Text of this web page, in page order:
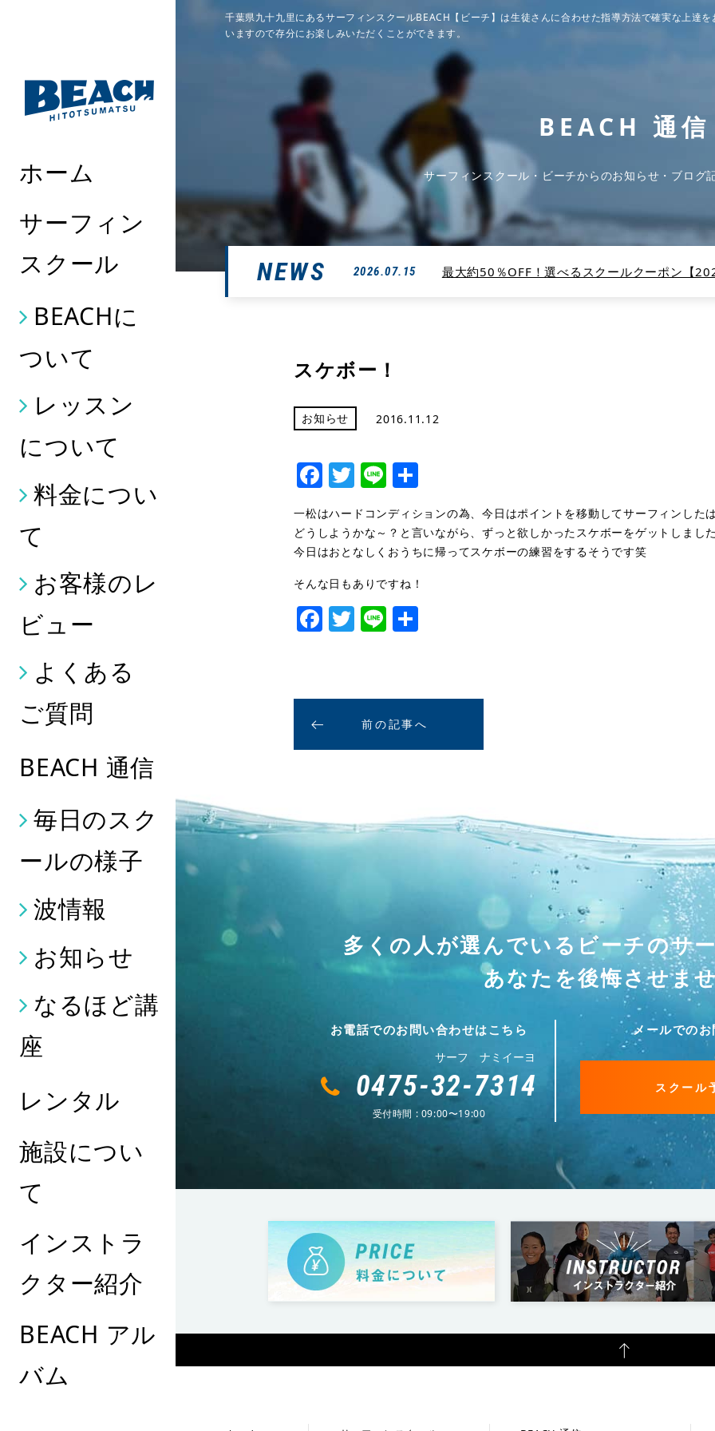
ホーム
サーフィン
スクール
BEACHに
ついて
レッスン
について
料金につい
て
お客様のレ
ビュー
よくある
ご質問
BEACH 通信
毎日のスク
ールの様子
波情報
お知らせ
なるほど講
座
レンタル
施設につい
て
インストラ
クター紹介
BEACH アル
バム
千葉県九十九里にあるサーフィンスクールBEACH【ビーチ】は生徒さんに合わせた指導方法で確実な上達
いますので存分にお楽しみいただくことができます。
BEACH 通信
サーフィンスクール・ビーチからのお知らせ・ブログ
NEWS 2026.07.15 最大約50％OFF！選べるスクールクーポン【
スケボー！
お知らせ 2016.11.12
Facebook
Twitter
Line
有
一松はハードコンディションの為、今日はポイントを移動してサーフィンした
どうしようかな～？と言いながら、ずっと欲しかったスケボーをゲットしまし
今日はおとなしくおうちに帰ってスケボーの練習をするそうです笑
そんな日もありですね！
Facebook
Twitter
Line
前の記事へ
多くの人が選んでいるビーチのサ
あなたを後悔させませ
お電話でのお問い合わせはこちら
サーフ ナミイーヨ
0475-32-7314
受付時間 : 09:00〜19:00
メールでの
スクール